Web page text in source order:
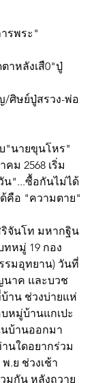
รพระ"
าหลังเสื0"ปู่
"นายขุนโหร"
ม 2568 เริ่ม
น"...ซื้อกันไม่ได้
คือ "ความตาย"
จันโท มหากฐิน
หมู่ 19 กอง
รมอุทยาน) วันที่
นาค และบวช
าน ช่วงบ่ายแห่
หมู่บ้านแกเปะ
บ้านออกมา
นใดอยากร่วม
.ย ช่วงเช้า
มกัน หลังถวาย